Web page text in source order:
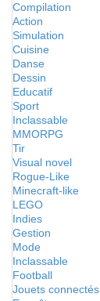
Compilation
Action
Simulation
Cuisine
Danse
Dessin
Educatif
Sport
Inclassable
MMORPG
Tir
Visual novel
Rogue-Like
Minecraft-like
LEGO
Indies
Gestion
Mode
Inclassable
Football
Jouets connectés